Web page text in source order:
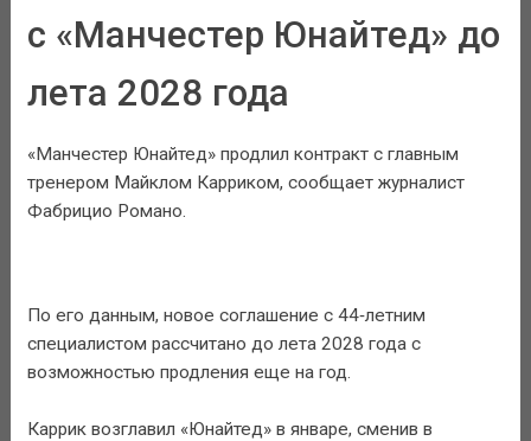
с «Манчестер Юнайтед» до
лета 2028 года
«Манчестер Юнайтед» продлил контракт с главным
тренером Майклом Карриком, сообщает журналист
Фабрицио Романо.
По его данным, новое соглашение с 44‑летним
специалистом рассчитано до лета 2028 года с
возможностью продления еще на год.
Каррик возглавил «Юнайтед» в январе, сменив в